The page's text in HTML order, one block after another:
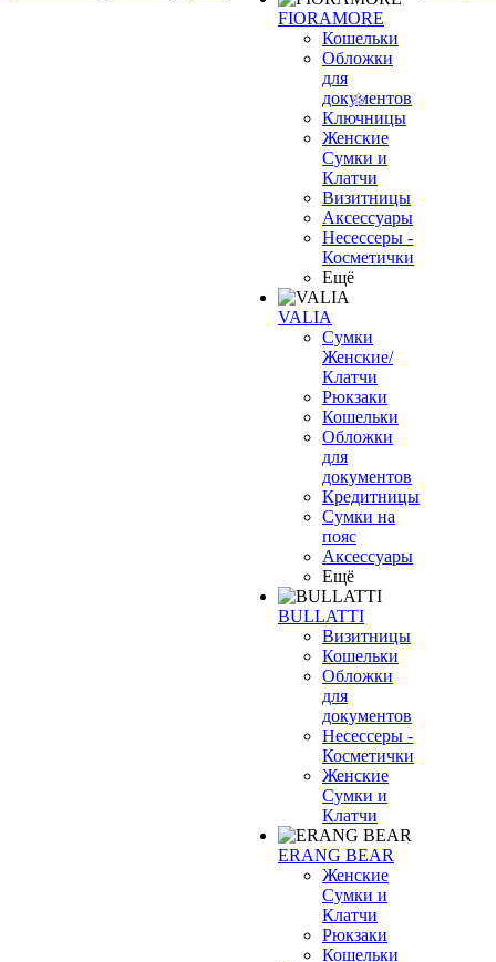
FIORAMORE
Кошельки
Обложки
для
документов
Ключницы
Женские
Сумки и
Клатчи
Визитницы
Аксессуары
Несессеры -
Косметички
Ещё
VALIA
Сумки
Женские/
Клатчи
Рюкзаки
Кошельки
Обложки
для
документов
Кредитницы
Сумки на
пояс
Аксессуары
Ещё
BULLATTI
Визитницы
Кошельки
Обложки
для
документов
Несессеры -
Косметички
Женские
Сумки и
Клатчи
ERANG BEAR
Женские
Сумки и
Клатчи
Рюкзаки
Кошельки